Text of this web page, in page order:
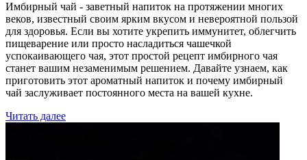
Имбирный чай - заветный напиток на протяжении многих
веков, известный своим ярким вкусом и невероятной пользой
для здоровья. Если вы хотите укрепить иммунитет, облегчить
пищеварение или просто насладиться чашечкой
успокаивающего чая, этот простой рецепт имбирного чая
станет вашим незаменимым решением. Давайте узнаем, как
приготовить этот ароматный напиток и почему имбирный
чай заслуживает постоянного места на вашей кухне.
Читать далее